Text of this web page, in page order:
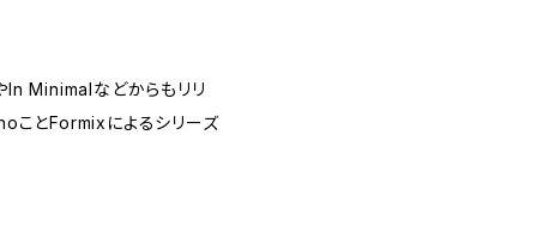
Minimalなどからもリリ
ことFormixによるシリーズ